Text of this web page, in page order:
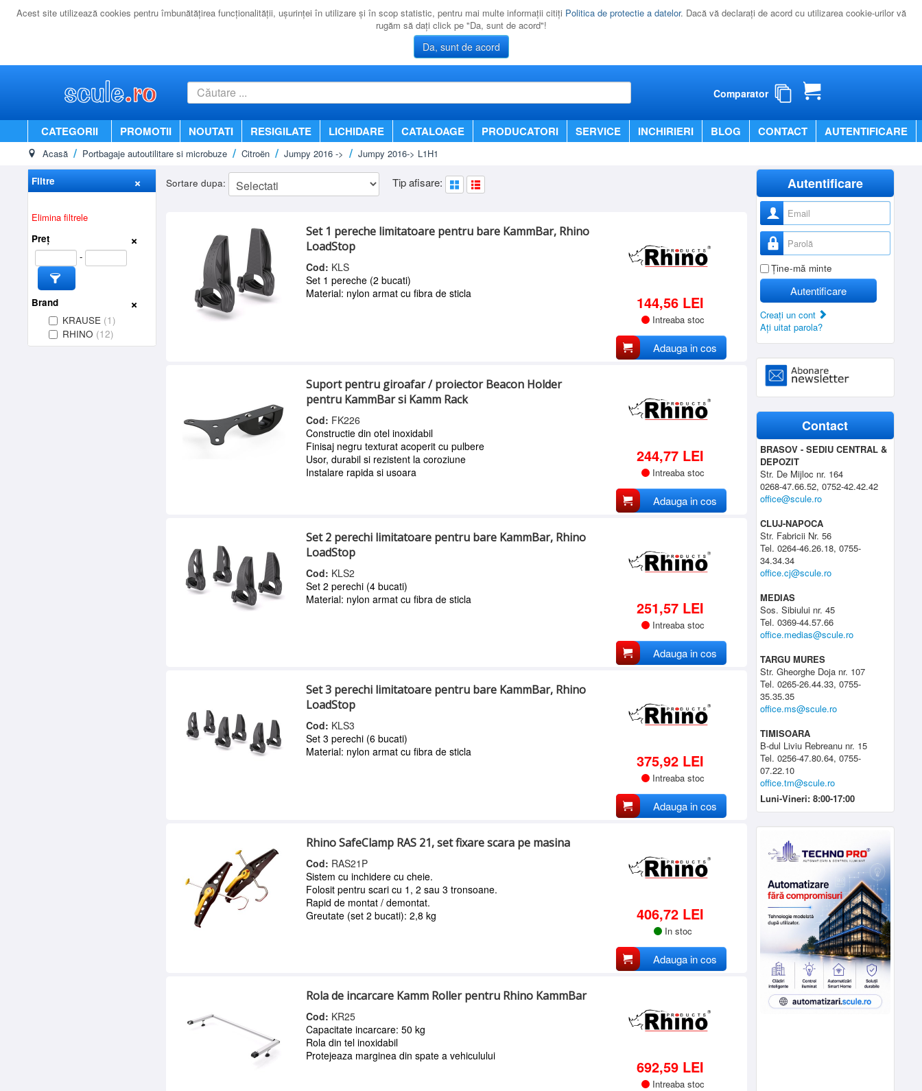
Acest site utilizează cookies pentru îmbunătăţirea funcţionalităţii, uşurinţei în utilizare şi în scop statistic, pentru mai multe informaţii citiţi Politica de protectie a datelor. Dacă vă declaraţi de acord cu utilizarea cookie-urilor vă
rugăm să daţi click pe "Da, sunt de acord"!
Da, sunt de acord
Comparator
CATEGORII PROMOTII NOUTATI RESIGILATE LICHIDARE CATALOAGE PRODUCATORI SERVICE INCHIRIERI BLOG CONTACT AUTENTIFICARE
Acasă Portbagaje autoutilitare si microbuze Citroën Jumpy 2016 -> Jumpy 2016-> L1H1
Filtre
Elimina filtrele
Preț
-
Brand
KRAUSE (1)
RHINO (12)
Sortare dupa: Tip afisare:
Set 1 pereche limitatoare pentru bare KammBar, Rhino
LoadStop
Cod: KLS
Set 1 pereche (2 bucati)
Material: nylon armat cu fibra de sticla
144,56 LEI
Intreaba stoc
Adauga in cos
Suport pentru giroafar / proiector Beacon Holder
pentru KammBar si Kamm Rack
Cod: FK226
Constructie din otel inoxidabil
Finisaj negru texturat acoperit cu pulbere
Usor, durabil si rezistent la coroziune
Instalare rapida si usoara
244,77 LEI
Intreaba stoc
Adauga in cos
Set 2 perechi limitatoare pentru bare KammBar, Rhino
LoadStop
Cod: KLS2
Set 2 perechi (4 bucati)
Material: nylon armat cu fibra de sticla
251,57 LEI
Intreaba stoc
Adauga in cos
Set 3 perechi limitatoare pentru bare KammBar, Rhino
LoadStop
Cod: KLS3
Set 3 perechi (6 bucati)
Material: nylon armat cu fibra de sticla
375,92 LEI
Intreaba stoc
Adauga in cos
Rhino SafeClamp RAS 21, set fixare scara pe masina
Cod: RAS21P
Sistem cu inchidere cu cheie.
Folosit pentru scari cu 1, 2 sau 3 tronsoane.
Rapid de montat / demontat.
Greutate (set 2 bucati): 2,8 kg
406,72 LEI
In stoc
Adauga in cos
Rola de incarcare Kamm Roller pentru Rhino KammBar
Cod: KR25
Capacitate incarcare: 50 kg
Rola din tel inoxidabil
Protejeaza marginea din spate a vehiculului
692,59 LEI
Intreaba stoc
Autentificare
Nume utilizator
Parolă
Ţine-mă minte
Autentificare
Creaţi un cont
Aţi uitat parola?
Contact
BRASOV - SEDIU CENTRAL &
DEPOZIT
Str. De Mijloc nr. 164
0268-47.66.52, 0752-42.42.42
office@scule.ro
CLUJ-NAPOCA
Str. Fabricii Nr. 56
Tel. 0264-46.26.18, 0755-
34.34.34
office.cj@scule.ro
MEDIAS
Sos. Sibiului nr. 45
Tel. 0369-44.57.66
office.medias@scule.ro
TARGU MURES
Str. Gheorghe Doja nr. 107
Tel. 0265-26.44.33, 0755-
35.35.35
office.ms@scule.ro
TIMISOARA
B-dul Liviu Rebreanu nr. 15
Tel. 0256-47.80.64, 0755-
07.22.10
office.tm@scule.ro
Luni-Vineri: 8:00-17:00